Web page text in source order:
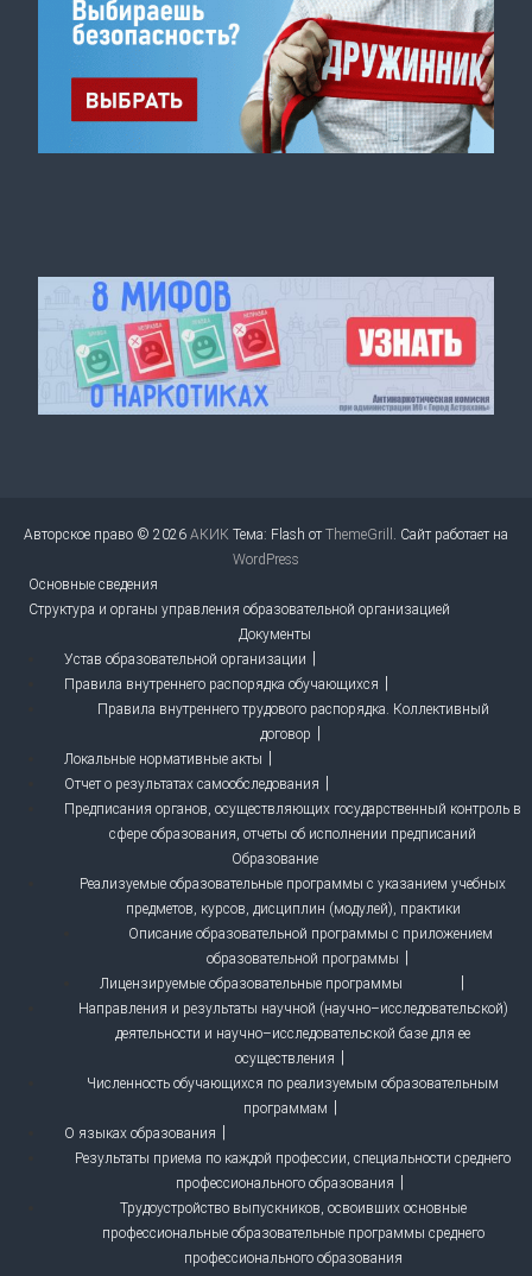
Авторское право © 2026 АКИК Тема: Flash отThemeGrill . Сайт работает на
WordPress
Основные сведения
Структура и органы управления образовательной организацией
Документы
Устав образовательной организации
Правила внутреннего распорядка обучающихся
Правила внутреннего трудового распорядка. Коллективный
договор
Локальные нормативные акты
Отчет о результатах самообследования
Предписания органов, осуществляющих государственный контроль в
сфере образования, отчеты об исполнении предписаний
Образование
Реализуемые образовательные программы с указанием учебных
предметов, курсов, дисциплин (модулей), практики
Описание образовательной программы с приложением
образовательной программы
Лицензируемые образовательные программы
Направления и результаты научной (научно–исследовательской)
деятельности и научно–исследовательской базе для ее
осуществления
Численность обучающихся по реализуемым образовательным
программам
О языках образования
Результаты приема по каждой профессии, специальности среднего
профессионального образования
Трудоустройство выпускников, освоивших основные
профессиональные образовательные программы среднего
профессионального образования